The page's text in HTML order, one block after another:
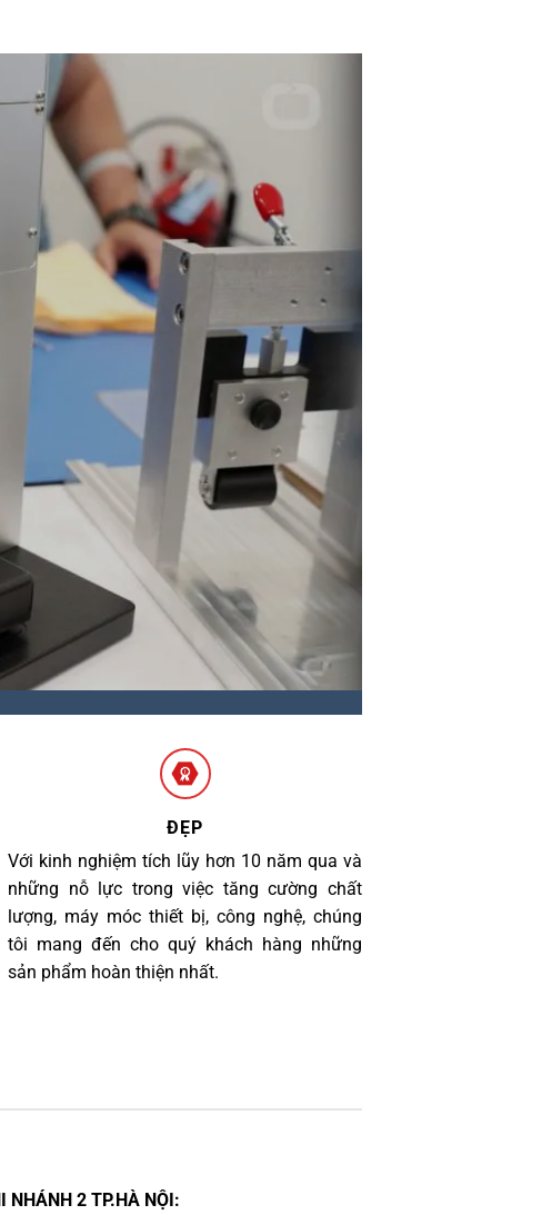
ĐẸP
Với kinh nghiệm tích lũy hơn 10 năm qua và
những nỗ lực trong việc tăng cường chất
lượng, máy móc thiết bị, công nghệ, chúng
tôi mang đến cho quý khách hàng những
sản phẩm hoàn thiện nhất.
NHÁNH 2 TP.HÀ NỘI: